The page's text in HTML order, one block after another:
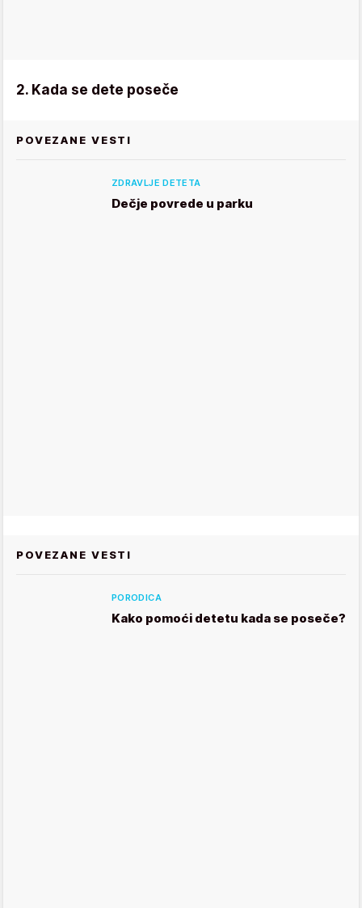
2. Kada se dete poseče
POVEZANE VESTI
ZDRAVLJE DETETA
Dečje povrede u parku
POVEZANE VESTI
PORODICA
Kako pomoći detetu kada se poseče?